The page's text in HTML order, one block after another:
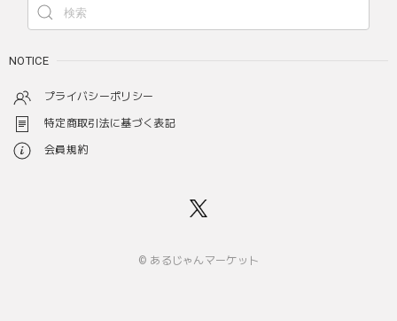
NOTICE
プライバシーポリシー
特定商取引法に基づく表記
会員規約
© あるじゃんマーケット